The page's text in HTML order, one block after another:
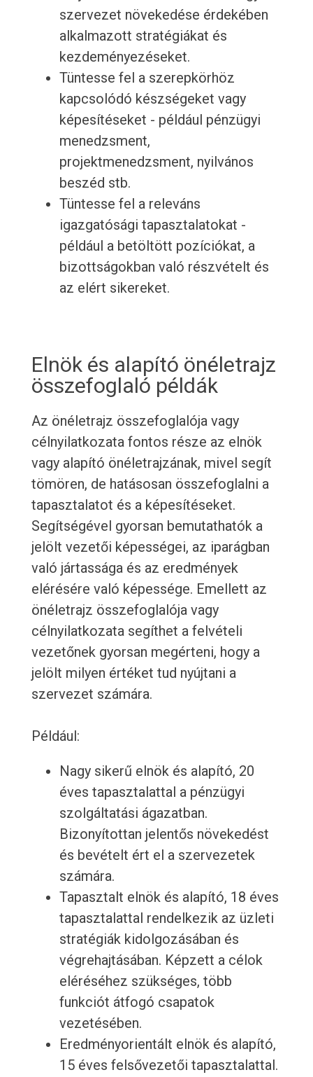
szervezet növekedése érdekében
alkalmazott stratégiákat és
kezdeményezéseket.
Tüntesse fel a szerepkörhöz
kapcsolódó készségeket vagy
képesítéseket - például pénzügyi
menedzsment,
projektmenedzsment, nyilvános
beszéd stb.
Tüntesse fel a releváns
igazgatósági tapasztalatokat -
például a betöltött pozíciókat, a
bizottságokban való részvételt és
az elért sikereket.
Elnök és alapító önéletrajz
összefoglaló példák
Az önéletrajz összefoglalója vagy
célnyilatkozata fontos része az elnök
vagy alapító önéletrajzának, mivel segít
tömören, de hatásosan összefoglalni a
tapasztalatot és a képesítéseket.
Segítségével gyorsan bemutathatók a
jelölt vezetői képességei, az iparágban
való jártassága és az eredmények
elérésére való képessége. Emellett az
önéletrajz összefoglalója vagy
célnyilatkozata segíthet a felvételi
vezetőnek gyorsan megérteni, hogy a
jelölt milyen értéket tud nyújtani a
szervezet számára.
Például:
Nagy sikerű elnök és alapító, 20
éves tapasztalattal a pénzügyi
szolgáltatási ágazatban.
Bizonyítottan jelentős növekedést
és bevételt ért el a szervezetek
számára.
Tapasztalt elnök és alapító, 18 éves
tapasztalattal rendelkezik az üzleti
stratégiák kidolgozásában és
végrehajtásában. Képzett a célok
eléréséhez szükséges, több
funkciót átfogó csapatok
vezetésében.
Eredményorientált elnök és alapító,
15 éves felsővezetői tapasztalattal.